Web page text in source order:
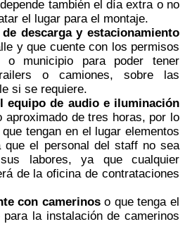
también el día extra o no
el lugar para el montaje.
descarga y estacionamiento
y que cuente con los permisos
o municipio para poder tener
o camiones, sobre las
si se requiere.
equipo de audio e iluminación
aproximado de tres horas, por lo
tengan en el lugar elementos
que el personal del staff no sea
labores, ya que cualquier
de la oficina de contrataciones
con camerinoso que tenga el
la instalación de camerinos